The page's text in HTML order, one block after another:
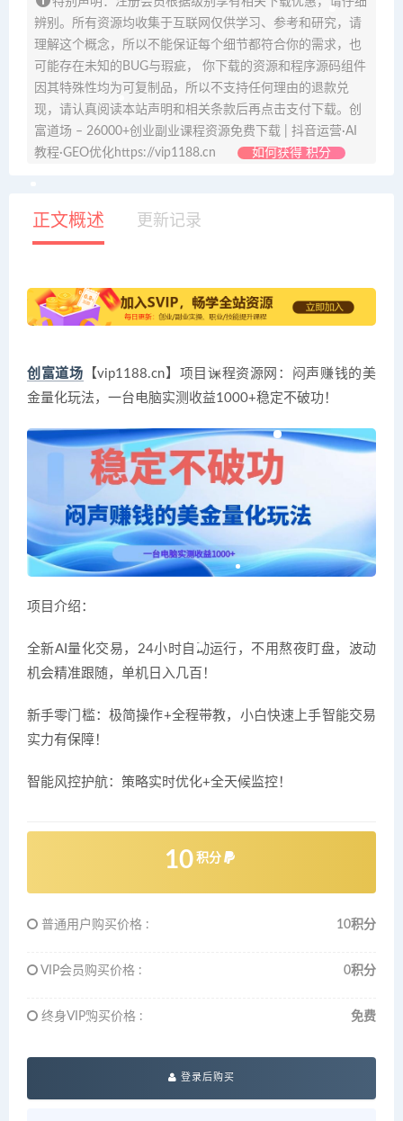
辨别。所有资源均收集于互联网仅供学习、参考和研究，请
理解这个概念，所以不能保证每个细节都符合你的需求，也
可能存在未知的BUG与瑕疵， 你下载的资源和程序源码组件
因其特殊性均为可复制品，所以不支持任何理由的退款兑
现，请认真阅读本站声明和相关条款后再点击支付下载。创
富道场 – 26000+创业副业课程资源免费下载 | 抖音运营·AI
教程·GEO优化https://vip1188.cn
如何获得 积分
正文概述 更新记录
创富道场 【vip1188.cn】项目课程资源网：闷声赚钱的美
金量化玩法，一台电脑实测收益1000+稳定不破功！
项目介绍：
全新AI量化交易，24小时自动运行，不用熬夜盯盘，波动
机会精准跟随，单机日入几百！
新手零门槛：极简操作+全程带教，小白快速上手智能交易
实力有保障！
智能风控护航：策略实时优化+全天候监控！
10 积分
普通用户购买价格 : 10积分
VIP会员购买价格 : 0积分
终身VIP购买价格 : 免费
登录后购买